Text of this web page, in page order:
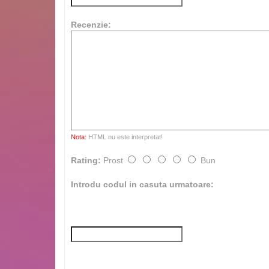
Recenzie:
Nota: HTML nu este interpretat!
Rating: Prost Bun
Introdu codul in casuta urmatoare: